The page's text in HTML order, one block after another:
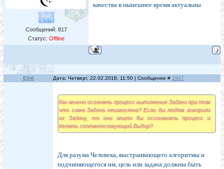
Сообщений: 817
Статус: Offline
качества в нынешнее время актуальны.
Elhfi Дата: Четверг, 22.02.2018, 11:50 | Сообщение # 1947
Как можно осознать процесс выполнения Задачи при том
что сама Задача неизвестна? Если бы людям говорили
их Задачу, то они могли бы осознавать процесс и
делать соответствующий Выбор?
Для разума Человека, выстраивающего алгоритмы и
подчиняющегося им, цель или задача должны быть